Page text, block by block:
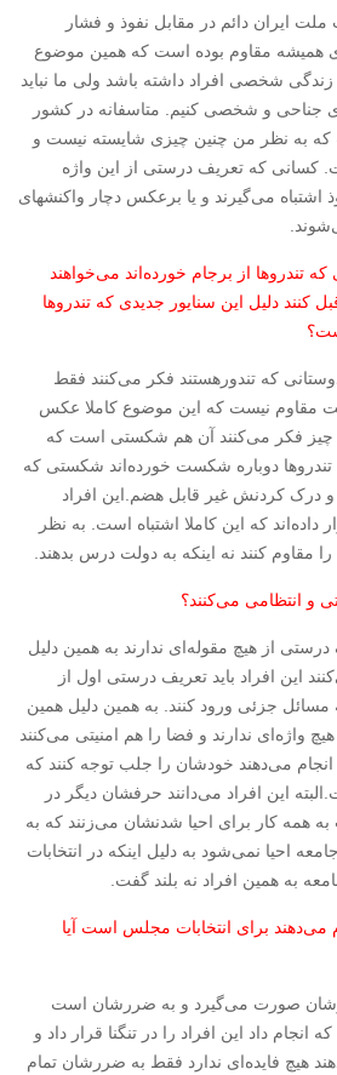
ایران دائم در مقابل نفوذ و فشار
همیشه مقاوم بوده است که همین موضوع
زندگی شخصی افراد داشته باشد ولی ما نباید
جناحی و شخصی کنیم. متاسفانه در کشور
که به نظر من چنین چیزی شایسته نیست و
کسانی که تعریف درستی از این واژه
اشتباه می‌گیرند و یا برعکس دچار واکنشهای
تندروها از برجام خورده‌اند می‌خواهند
کنند دلیل این سنایور جدیدی که تندروها
که تندورهستند فکر می‌کنند فقط
مقاوم نیست که این موضوع کاملا عکس
چیز فکر می‌کنند آن هم شکستی است که
دوباره شکست خورده‌‌اند شکستی که
کردنش غیر قابل هضم.این افراد
که این کاملا اشتباه است. به نظر
مقاوم کنند نه اینکه به دولت درس بدهند.
و انتظامی می‌کنند؟
درستی از هیچ مقوله‌‌ای ندارند به همین دلیل
این افراد باید تعریف درستی اول از
جزئی ورود کنند. به همین دلیل همین
واژه‌‌ای ندارند و فضا را هم امنیتی می‌کنند
انجام می‌دهند خودشان را جلب توجه کنند که
این افراد می‌دانند حرفشان دیگر در
همه کار برای احیا شدنشان می‌زنند که به
احیا نمی‌شود به دلیل اینکه در انتخابات
می‌دهند برای انتخابات مجلس است آیا
صورت می‌گیرد و به ضررشان است
انجام داد این افراد را در تنگنا قرار داد و
هیچ فایده‌‌ای ندارد فقط به ضررشان تمام